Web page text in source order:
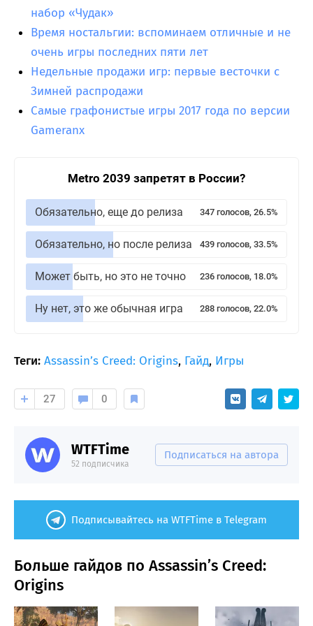
набор «Чудак»
Время ностальгии: вспоминаем отличные и не
очень игры последних пяти лет
Недельные продажи игр: первые весточки с
Зимней распродажи
Самые графонистые игры 2017 года по версии
Gameranx
Metro 2039 запретят в России?
Обязательно, еще до релиза 347 голосов, 26.5%
Обязательно, но после релиза 439 голосов, 33.5%
Может быть, но это не точно 236 голосов, 18.0%
Ну нет, это же обычная игра 288 голосов, 22.0%
Теги: Assassin’s Creed: Origins, Гайд, Игры
27 0
WTFTime
52 подписчика
Подписаться на автора
Подписывайтесь на WTFTime в Telegram
Больше гайдов по Assassin’s Creed:
Origins